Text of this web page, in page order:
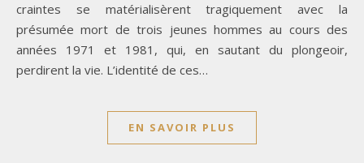
craintes se matérialisèrent tragiquement avec la
présumée mort de trois jeunes hommes au cours des
années 1971 et 1981, qui, en sautant du plongeoir,
perdirent la vie. L’identité de ces…
EN SAVOIR PLUS